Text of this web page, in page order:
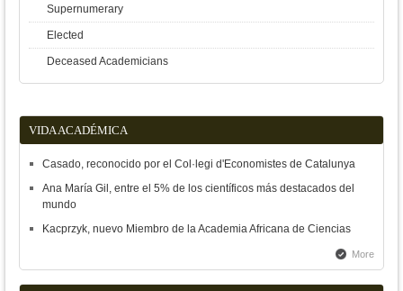
Supernumerary
Elected
Deceased Academicians
VIDA ACADÉMICA
Casado, reconocido por el Col·legi d'Economistes de Catalunya
Ana María Gil, entre el 5% de los científicos más destacados del
mundo
Kacprzyk, nuevo Miembro de la Academia Africana de Ciencias
More